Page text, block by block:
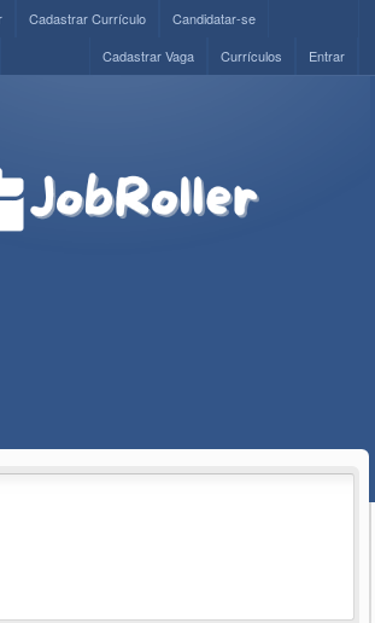
Cadastrar Currículo
Candidatar-se
Entrar
Currículos
Cadastrar Vaga